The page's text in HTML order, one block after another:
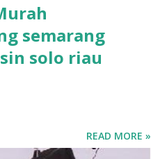
semarang
solo riau
READ MORE »